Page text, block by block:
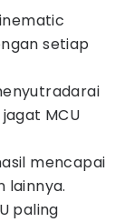
setiap
MCU
mencapai
lainnya.
paling